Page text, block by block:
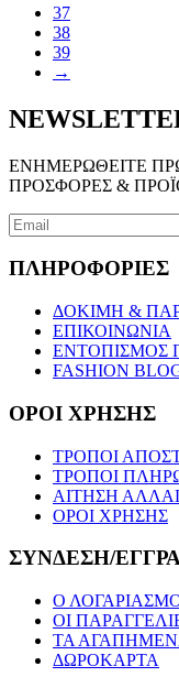
37
38
39
→
ΕΝΗΜΕΡΩΘΕΙΤΕ
ΠΡΟΣΦΟΡΕΣ &
ΠΛΗΡΟΦΟΡΙΕΣ
ΔΟΚΙΜΗ &
ΕΠΙΚΟΙΝΩΝΙΑ
ΕΝΤΟΠΙΣΜΟΣ
FASHION
ΟΡΟΙ ΧΡΗΣΗΣ
ΤΡΟΠΟΙ
ΤΡΟΠΟΙ
ΑΙΤΗΣΗ
ΟΡΟΙ ΧΡΗΣΗΣ
ΣΥΝΔΕΣΗ/
Ο
ΟΙ
ΤΑ
ΔΩΡΟΚΑΡΤΑ